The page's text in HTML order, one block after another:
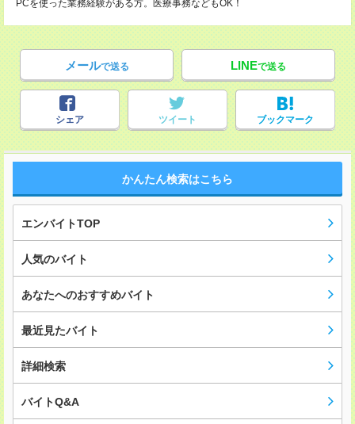
PCを使った業務経験がある方。医療事務などもOK！
メールで送る LINEで送る
シェア ツイート ブックマーク
かんたん検索はこちら
エンバイトTOP
人気のバイト
あなたへのおすすめバイト
最近見たバイト
詳細検索
バイトQ&A